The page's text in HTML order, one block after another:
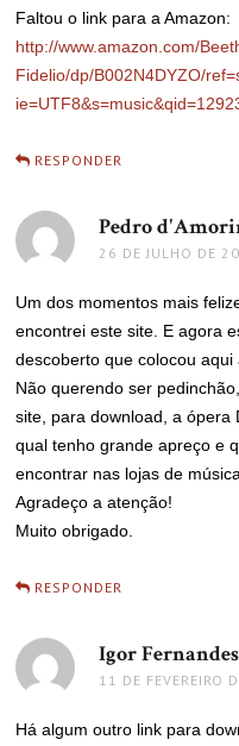
Faltou o link para a Amazon:
http://www.amazon.com/
Fidelio/dp/B002N4DYZO/
RESPONDER
Pedro
26 DE JULHO DE
Um dos momentos mais
encontrei este site. E agora
descoberto que colocou
Não querendo ser
site, para download, a ópera
qual tenho grande apreço e
encontrar nas lojas de música.
Agradeço a atenção!
Muito obrigado.
RESPONDER
Igor
11 DE FEVEREIRO
Há algum outro link para